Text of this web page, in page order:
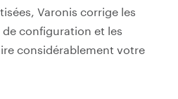
Varonis corrige les
configuration et les
considérablement votre